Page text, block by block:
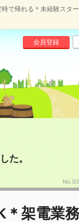
時で帰れる＊未経験スタ
会員登録
た。
＊架電業